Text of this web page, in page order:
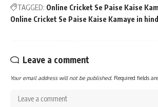
TAGGED: Online Cricket Se Paise Kaise
Online Cricket Se Paise Kaise Kamaye in
Leave a comment
Your email address will not be published. Required fields